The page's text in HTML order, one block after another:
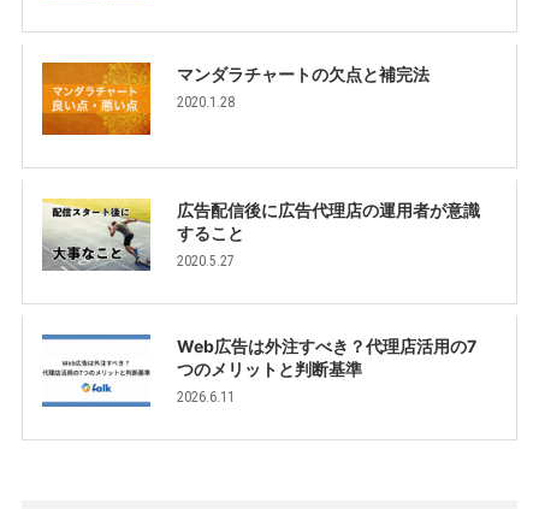
マンダラチャートの欠点と補完法
2020.1.28
広告配信後に広告代理店の運用者が意識
すること
2020.5.27
Web広告は外注すべき？代理店活用の7
つのメリットと判断基準
2026.6.11